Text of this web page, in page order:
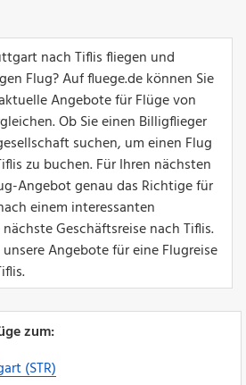
nach Tiflis fliegen und
Flug? Auf fluege.de können Sie
Angebote für Flüge von
Ob Sie einen Billigflieger
suchen, um einen Flug
zu buchen. Für Ihren nächsten
Angebot genau das Richtige für
einem interessanten
Geschäftsreise nach Tiflis.
Angebote für eine Flugreise
zum:
(STR)